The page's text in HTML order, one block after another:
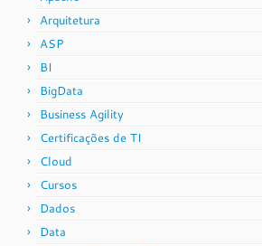
Arquitetura
ASP
BI
BigData
Business Agility
Certificações de TI
Cloud
Cursos
Dados
Data